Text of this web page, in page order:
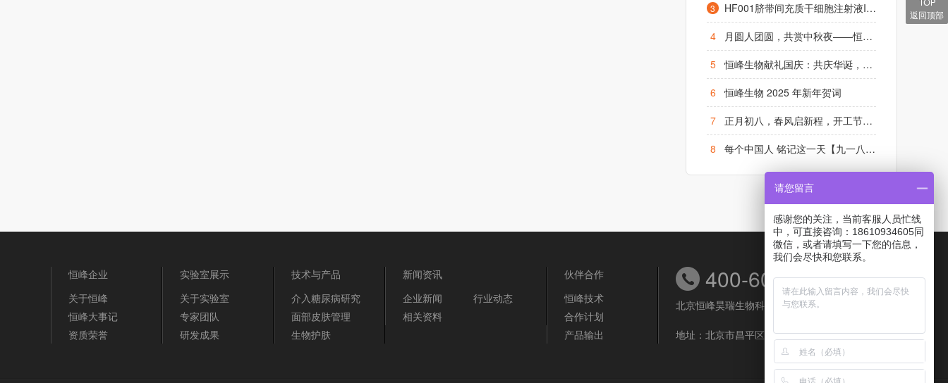
3
HF001脐带间充质干细胞注射液IND获受理，1.2亿糖友或迎来治疗“新希望”
4
月圆人团圆，共赏中秋夜——恒峰生物致全体同仁及合作伙伴的中秋祝福
5
恒峰生物献礼国庆：共庆华诞，祈愿昌盛
6
恒峰生物 2025 年新年贺词
7
正月初八，春风启新程，开工节节高！
8
每个中国人 铭记这一天【九一八】勿忘国耻、铭记历史
恒峰企业
关于恒峰
恒峰大事记
资质荣誉
实验室展示
关于实验室
专家团队
研发成果
技术与产品
介入糖尿病研究
面部皮肤管理
生物护肤
新闻资讯
企业新闻
行业动态
相关资料
伙伴合作
恒峰技术
合作计划
产品输出
400-6038-558
北京恒峰昊瑞生物科技有限公司
地址：北京市昌平区北清路生命科学园博达大厦
返回顶部
请您留言
感谢您的关注，当前客服人员忙线
中，可直接咨询：18610934605同
微信，或者请填写一下您的信息，
我们会尽快和您联系。